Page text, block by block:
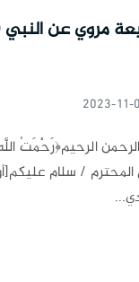
مروي عن
الرحيم﴿رَحْمَتُ
/ سلام